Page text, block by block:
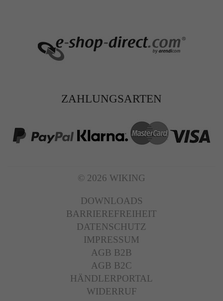
ZAHLUNGSARTEN
© 2026 WIKING
DOWNLOADS
BARRIEREFREIHEIT
DATENSCHUTZ
IMPRESSUM
AGB B2B
AGB B2C
HÄNDLERPORTAL
WIDERRUF